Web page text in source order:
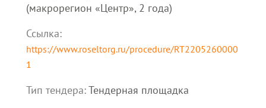
(макрорегион «Центр», 2 года)
Ссылка:
https://www.roseltorg.ru/procedure/RT2205260000
1
Тип тендера:Тендерная площадка